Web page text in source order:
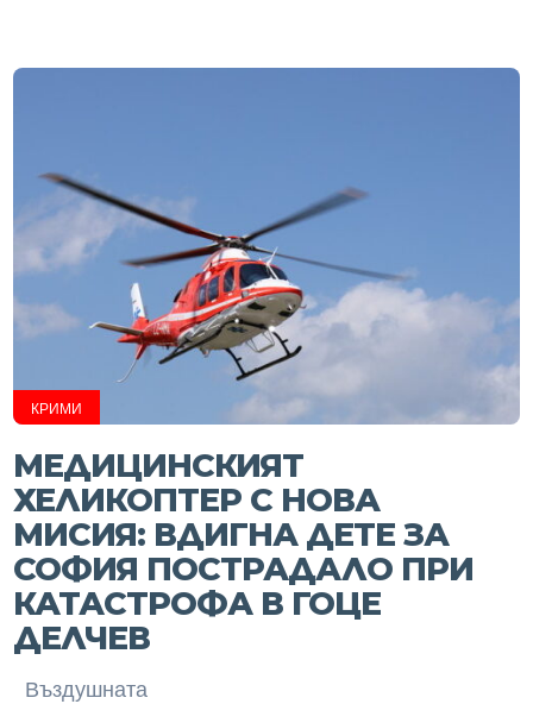
КРИМИ
МЕДИЦИНСКИЯТ
ХЕЛИКОПТЕР С НОВА
МИСИЯ: ВДИГНА ДЕТЕ ЗА
СОФИЯ ПОСТРАДАЛО ПРИ
КАТАСТРОФА В ГОЦЕ
ДЕЛЧЕВ
Въздушната